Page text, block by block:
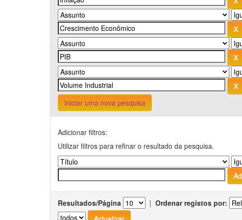
Iniciar uma nova pesquisa
Adicionar filtros:
Utilizar filtros para refinar o resultado da pesquisa.
Resultados/Página | Ordenar registos por: